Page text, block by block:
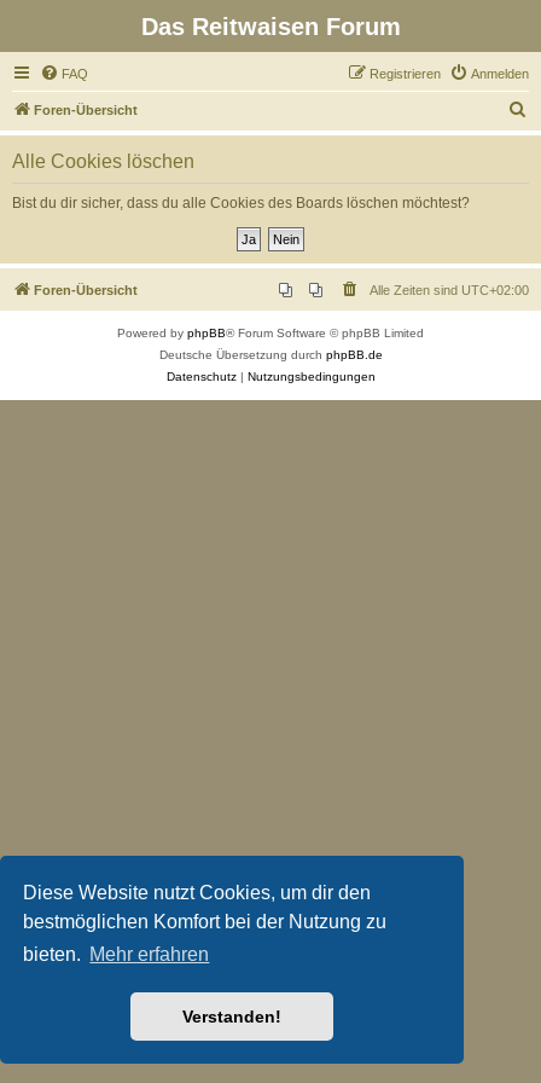
Diese Website nutzt Cookies, um dir den
bestmöglichen Komfort bei der Nutzung zu
bieten. Mehr erfahren
Verstanden!
Das Reitwaisen Forum
FAQ Anmelden
Registrieren
Foren-Übersicht
u
Alle Cookies löschen
Bist du dir sicher, dass du alle Cookies des Boards löschen möchtest?
Foren-Übersicht Alle Zeiten sind UTC+02:00
Powered by phpBB® Forum Software © phpBB Limited
Deutsche Übersetzung durch phpBB.de
Datenschutz| Nutzungsbedingungen